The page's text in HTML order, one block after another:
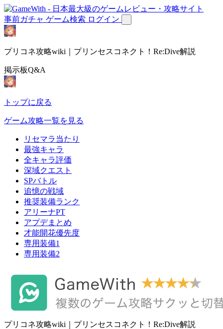
事前ガチャ ゲーム検索 ログイン
プリコネ攻略wiki｜プリンセスコネクト！Re:Dive解説
掲示板Q&A
トップに戻る
ゲーム攻略一覧を見る
リセマラ当たり
最強キャラ
全キャラ評価
深域クエスト
SPバトル
追憶の戦域
推奨装備ランク
アリーナPT
アプデまとめ
才能開花優先度
専用装備1
専用装備2
プリコネ攻略wiki｜プリンセスコネクト！Re:Dive解説